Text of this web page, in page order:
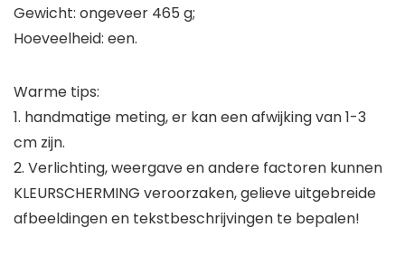
Gewicht: ongeveer 465 g;
Hoeveelheid: een.
Warme tips:
1. handmatige meting, er kan een afwijking van 1-3
cm zijn.
2. Verlichting, weergave en andere factoren kunnen
KLEURSCHERMING veroorzaken, gelieve uitgebreide
afbeeldingen en tekstbeschrijvingen te bepalen!